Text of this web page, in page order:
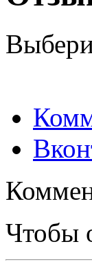
Чтобы